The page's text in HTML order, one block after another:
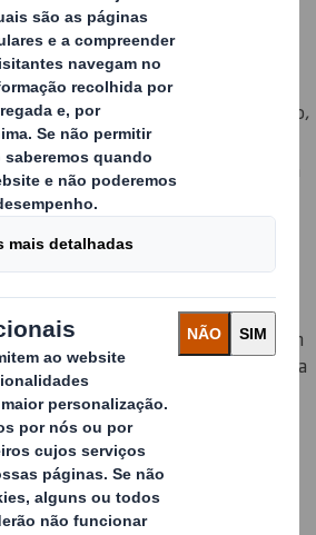
suas necessidades específicas e
material possível.
está otimizado para
contacto da cadeia de fornecimento,
quantidade de fibra necessária para
usado menos material e haverá
serem reciclados.
inteligente significa uma menor
cadeia de fornecimento e
ambiental.
eficientes criam poupanças em
garantem qualidade para
experiência para o cliente.
especialistas em inovação da DS